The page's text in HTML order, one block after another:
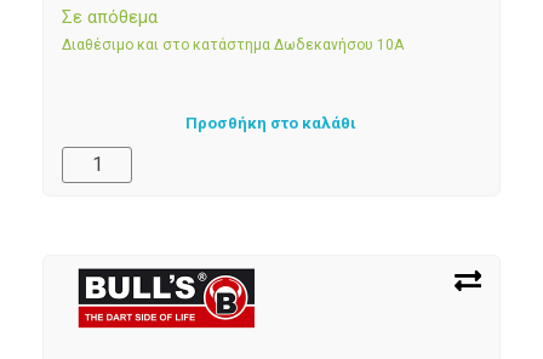
Σε απόθεμα
Διαθέσιμο και στο κατάστημα Δωδεκανήσου 10Α
Προσθήκη στο καλάθι